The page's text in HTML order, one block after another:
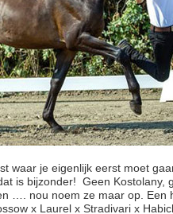
waar je eigenlijk eerst moet
is bijzonder! Geen Kostolany,
…. nou noem ze maar op. Een
x Laurel x Stradivari x